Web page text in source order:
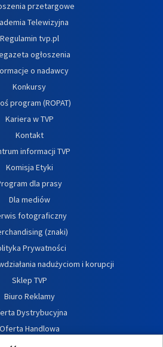
przetargowe
Telewizyjna
Regulamin tvp.pl
ogłoszenia
o nadawcy
Konkursy
program (ROPAT)
Kariera w TVP
Kontakt
informacji TVP
Komisja Etyki
dla prasy
Dla mediów
fotograficzny
(znaki)
Prywatności
nadużyciom i korupcji
Sklep TVP
Biuro Reklamy
Dystrybucyjna
Oferta Handlowa
Dostępność